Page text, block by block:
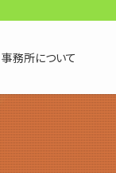
事務所について